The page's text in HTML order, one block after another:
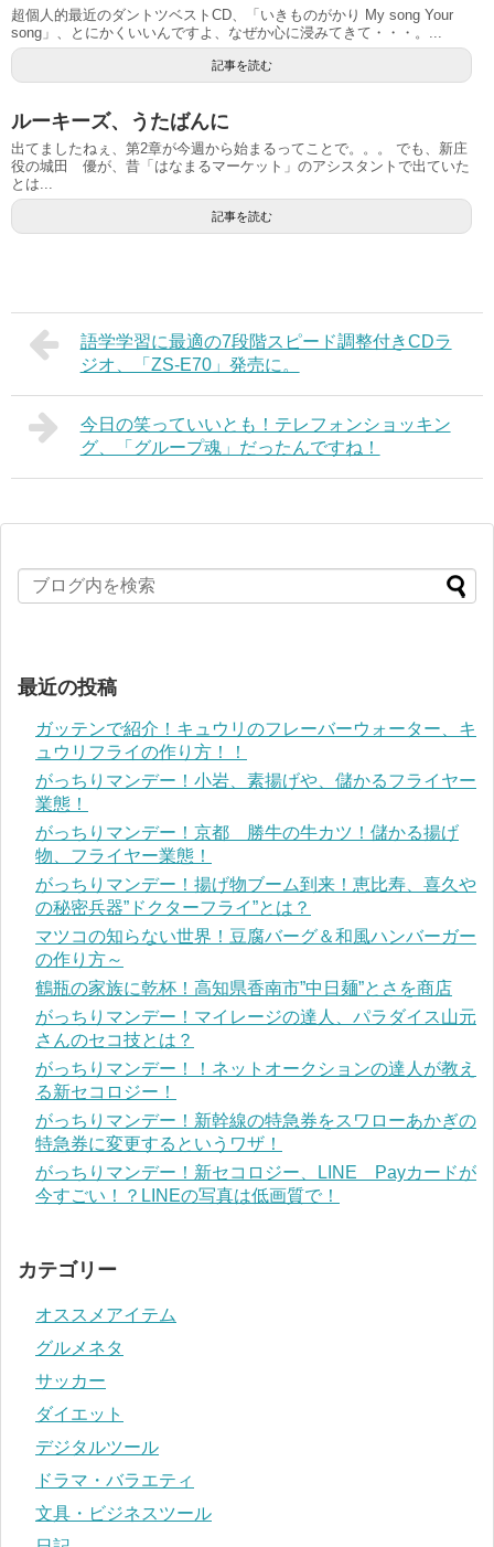
超個人的最近のダントツベストCD、「いきものがかり My song Your
song」、とにかくいいんですよ、なぜか心に浸みてきて・・・。...
記事を読む
ルーキーズ、うたばんに
出てましたねぇ、第2章が今週から始まるってことで。。。 でも、新庄
役の城田 優が、昔「はなまるマーケット」のアシスタントで出ていた
とは...
記事を読む
語学学習に最適の7段階スピード調整付きCDラ
ジオ、「ZS-E70」発売に。
今日の笑っていいとも！テレフォンショッキン
グ、「グループ魂」だったんですね！
最近の投稿
ガッテンで紹介！キュウリのフレーバーウォーター、キ
ュウリフライの作り方！！
がっちりマンデー！小岩、素揚げや、儲かるフライヤー
業態！
がっちりマンデー！京都 勝牛の牛カツ！儲かる揚げ
物、フライヤー業態！
がっちりマンデー！揚げ物ブーム到来！恵比寿、喜久や
の秘密兵器”ドクターフライ”とは？
マツコの知らない世界！豆腐バーグ＆和風ハンバーガー
の作り方～
鶴瓶の家族に乾杯！高知県香南市”中日麺”とさを商店
がっちりマンデー！マイレージの達人、パラダイス山元
さんのセコ技とは？
がっちりマンデー！！ネットオークションの達人が教え
る新セコロジー！
がっちりマンデー！新幹線の特急券をスワローあかぎの
特急券に変更するというワザ！
がっちりマンデー！新セコロジー、LINE Payカードが
今すごい！？LINEの写真は低画質で！
カテゴリー
オススメアイテム
グルメネタ
サッカー
ダイエット
デジタルツール
ドラマ・バラエティ
文具・ビジネスツール